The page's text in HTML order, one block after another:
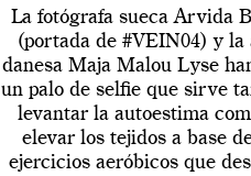
La fotógrafa sueca Arvida
(portada de #VEIN04) y la
danesa Maja Malou Lyse
un palo de selfie que sirve
levantar la autoestima
elevar los tejidos a base
ejercicios aeróbicos que